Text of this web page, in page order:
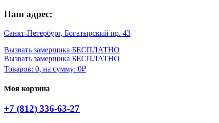
Наш адрес:
Санкт-Петербург, Богатырский пр. 43
Вызвать замерщика БЕСПЛАТНО
Вызвать замерщика БЕСПЛАТНО
Товаров: 0, на сумму: 0₽
Моя корзина
+7 (812) 336-63-27